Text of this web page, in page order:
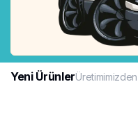
Yeni ÜrünlerÜretimimizden